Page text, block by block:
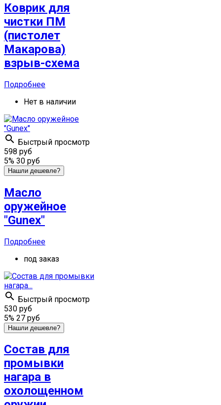
Коврик для
чистки ПМ
(пистолет
Макарова)
взрыв-схема
Подробнее
Нет в наличии
 Быстрый просмотр
598 руб
5% 30 руб
Нашли дешевле?
Масло
оружейное
"Gunex"
Подробнее
под заказ
 Быстрый просмотр
530 руб
5% 27 руб
Нашли дешевле?
Состав для
промывки
нагара в
охолощенном